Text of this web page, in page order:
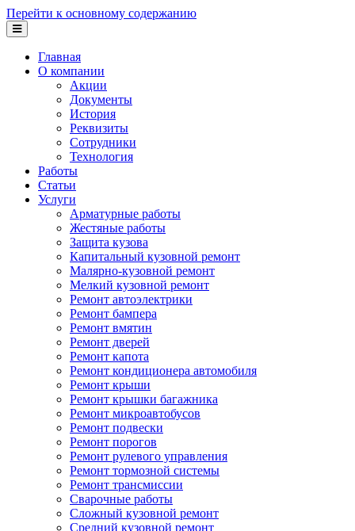
Перейти к основному содержанию
Главная
О компании
Акции
Документы
История
Реквизиты
Сотрудники
Технология
Работы
Статьи
Услуги
Арматурные работы
Жестяные работы
Защита кузова
Капитальный кузовной ремонт
Малярно-кузовной ремонт
Мелкий кузовной ремонт
Ремонт автоэлектрики
Ремонт бампера
Ремонт вмятин
Ремонт дверей
Ремонт капота
Ремонт кондиционера автомобиля
Ремонт крыши
Ремонт крышки багажника
Ремонт микроавтобусов
Ремонт подвески
Ремонт порогов
Ремонт рулевого управления
Ремонт тормозной системы
Ремонт трансмиссии
Сварочные работы
Сложный кузовной ремонт
Средний кузовной ремонт